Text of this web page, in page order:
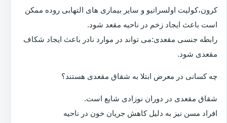
کرون،کولیت اولسراتیو و سایر بیماری های التهابی روده ممکن
است باعث ایجاد زخم در ناحیه مقعد شود.
رابطه جنسی مقعدی:می تواند در موارد نادر باعث ایجاد شکاف
مقعدی شود.
چه کسانی در معرض ابتلا به شقاق مقعدی هستند؟
شقاق مقعدی در دوران نوزادی شایع است.
افراد مسن نیز به دلیل کاهش جریان خون در ناحیه